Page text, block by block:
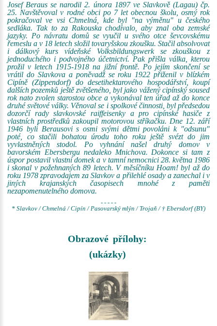
Josef Beraus se narodil 2. února 1897 ve Slavkově (Lagau) čp.
25. Navštěvoval v rodné obci po 7 let obecnou školu, osmý rok
pokračoval ve vsi Chmelná, kde byl "na výměnu" u českého
sedláka. Tak to za Rakouska chodívalo, aby znal oba zemské
jazyky. Po návratu domů se vyučil u svého otce ševcovskému
řemeslu a v 18 letech složil tovaryšskou zkoušku. Stačil absolvovat
i dálkový kurs vídeňské Volksbildungswerk se zkouškou z
jednoduchého i podvojného účetnictví. Pak přišla válka, kterou
prožil v letech 1915-1918 na jižní frontě. Po jejím skončení se
vrátil do Slavkova a poněvadž se roku 1922 přiženil v blízkém
Cipíně (Zippendorf) do desetihektarového hospodářství, koupí
dalších pozemků ještě zvětšeného, byl jako vážený cipínský soused
rok nato zvolen starostou obce a vykonával ten úřad až do konce
druhé světové války. Věnoval se i spolkové činnosti, byl předsedou
dozorčí rady slavkovské raiffeisenky a pro cipínské hasiče z
vlastních prostředků zakoupil motorovou stříkačku. Dne 12. září
1946 byli Berausovi s osmi svými dětmi povoláni k "odsunu"
poté, co stačili bohatou úrodu toho roku ještě svézt do jim
vyvlastněných stodol. Po vyhnání našel druhý domov v
bavorském Ebersbergu nedaleko Mnichova. Dokonce si tam z
úspor postavil vlastní domek a v tamní nemocnici 28. května 1986
i skonal v požehnaných 89 letech. V měsíčníku Hoam! byl až do
roku 1978 zpravodajem za Slavkov a přilehlé osady a zanechal i v
jiných krajanských časopisech mnohé z paměti
nezapomenutelného domova.
- - - - -
* Slavkov / Chmelná / Cipín / Pasovarský mlýn / Trojaň / † Ebersdorf (BY)
Obrazové přílohy:
(ukázky)